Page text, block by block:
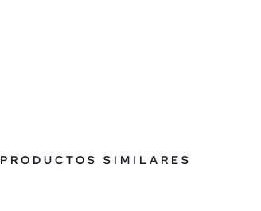
PRODUCTOS SIMILARES